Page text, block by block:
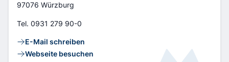
97076 Würzburg
Tel. 0931 279 90-0
Kontaktlinks
E-Mail schreiben
Webseite besuchen